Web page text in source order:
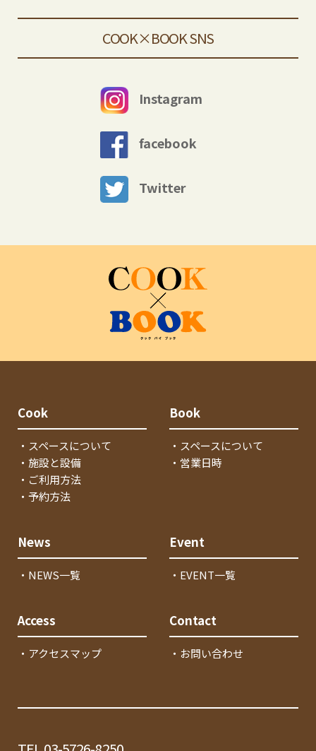
COOK×BOOK SNS
Instagram
facebook
Twitter
Cook
・スペースについて
・施設と設備
・ご利用方法
・予約方法
Book
・スペースについて
・営業日時
News
・NEWS一覧
Event
・EVENT一覧
Access
・アクセスマップ
Contact
・お問い合わせ